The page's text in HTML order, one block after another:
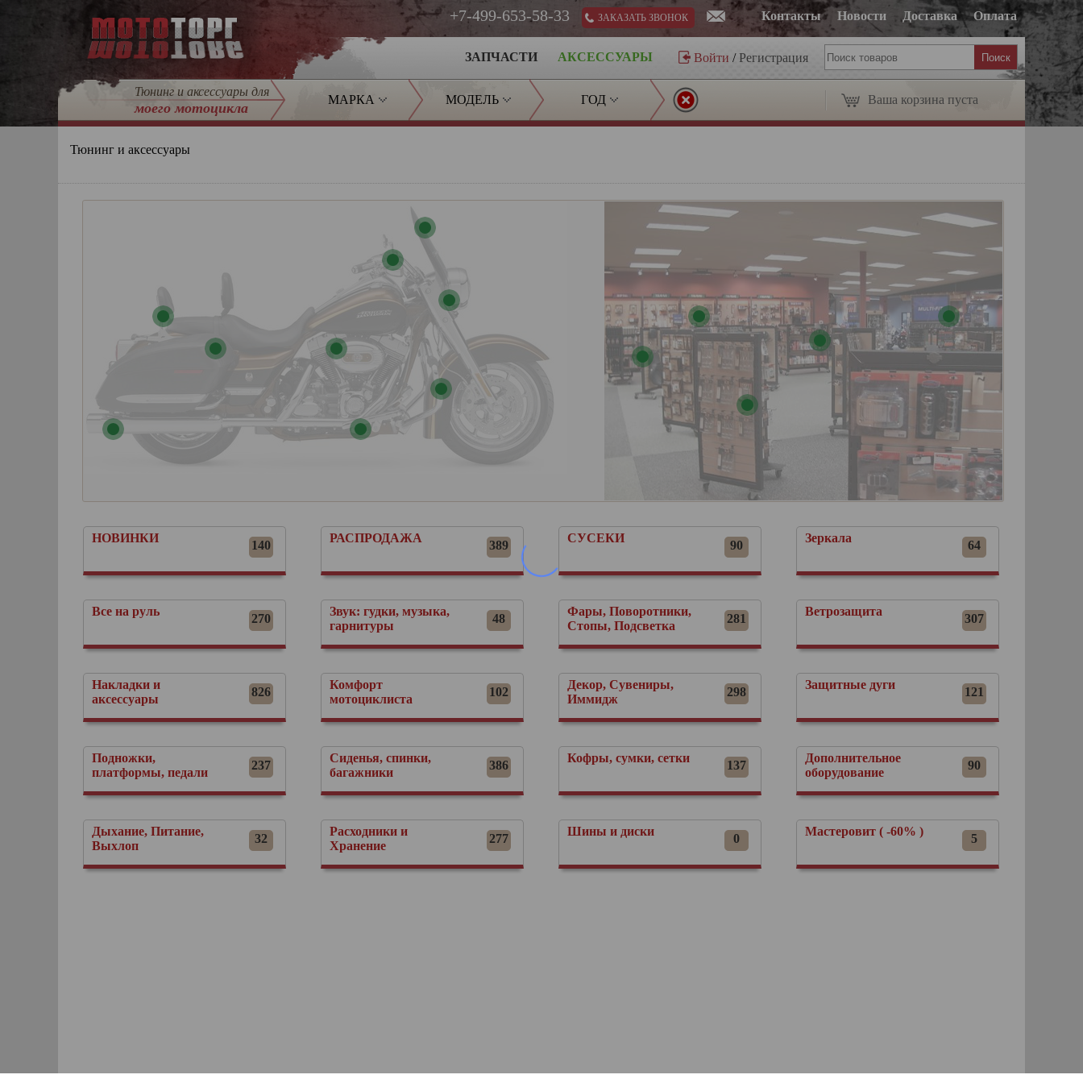
Оплата
Доставка
Новости
Контакты
ЗАКАЗАТЬ ЗВОНОК
+7-499-653-58-33
Войти /Регистрация
АКСЕССУАРЫ
ЗАПЧАСТИ
Тюнинг и аксессуары для
моего мотоцикла
МАРКА МОДЕЛЬ ГОД Ваша корзина пуста
Тюнинг и аксессуары
НОВИНКИ
140
РАСПРОДАЖА
389
СУСЕКИ
90
Зеркала
64
Все на руль
270
Звук: гудки, музыка,
гарнитуры
48
Фары, Поворотники,
Стопы, Подсветка
281
Ветрозащита
307
Накладки и
аксессуары
826
Комфорт
мотоциклиста
102
Декор, Сувениры,
Иммидж
298
Защитные дуги
121
Подножки,
платформы, педали
237
Сиденья, спинки,
багажники
386
Кофры, сумки, сетки
137
Дополнительное
оборудование
90
Дыхание, Питание,
Выхлоп
32
Расходники и
Хранение
277
Шины и диски
0
Мастеровит ( -60% )
5